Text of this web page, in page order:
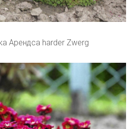
Арендса harder Zwerg